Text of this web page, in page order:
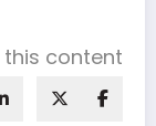
content: